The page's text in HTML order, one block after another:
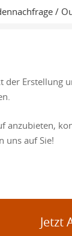
/
Erstellung
anzubieten,
uns auf Sie!
Jetzt